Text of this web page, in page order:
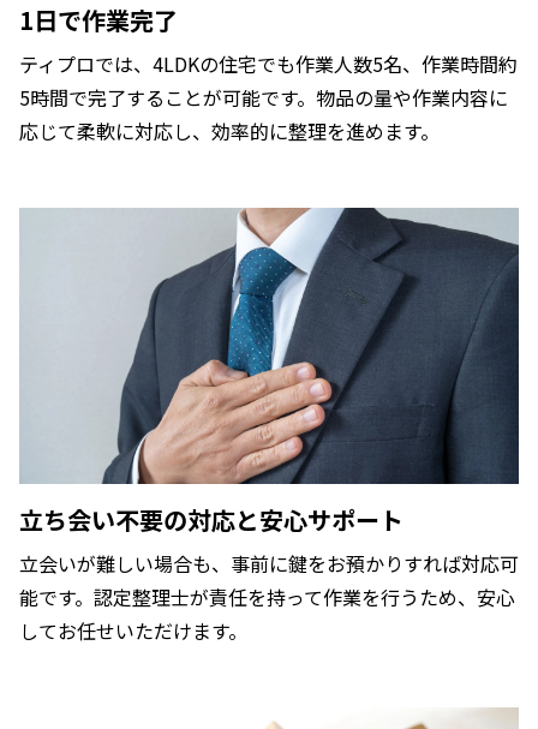
1日で作業完了
ティプロでは、4LDKの住宅でも作業人数5名、作業時間約
5時間で完了することが可能です。物品の量や作業内容に
応じて柔軟に対応し、効率的に整理を進めます。
立ち会い不要の対応と安心サポート
立会いが難しい場合も、事前に鍵をお預かりすれば対応可
能です。認定整理士が責任を持って作業を行うため、安心
してお任せいただけます。